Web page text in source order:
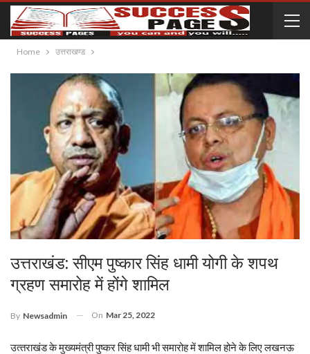
Home उत्तराखण्ड
उत्तराखंड: सीएम पुष्कार सिंह धामी योगी के शपथ
ग्रहण समारोह में होंगे शामिल
By Newsadmin On Mar 25, 2022
उत्‍तराखंड के मुख्यमंत्री पुष्कर सिंह धामी भी समारोह में शामिल होने के लिए लखनऊ